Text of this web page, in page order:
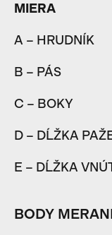
MIERA
A – HRUDNÍK
B – PÁS
C – BOKY
D – DĹŽKA
E – DĹŽKA
BODY